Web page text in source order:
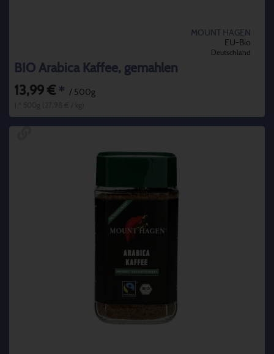
MOUNT HAGEN
EU-Bio
Deutschland
BIO Arabica Kaffee, gemahlen
13,99 € * / 500g